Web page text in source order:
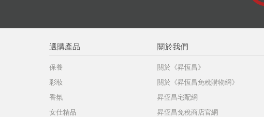
選購產品
保養
彩妝
香氛
女仕精品
關於我們
關於《昇恆昌》
關於《昇恆昌免稅購物網》
昇恆昌宅配網
昇恆昌免稅商店官網